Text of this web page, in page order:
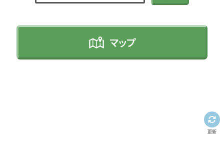
マップ
更新